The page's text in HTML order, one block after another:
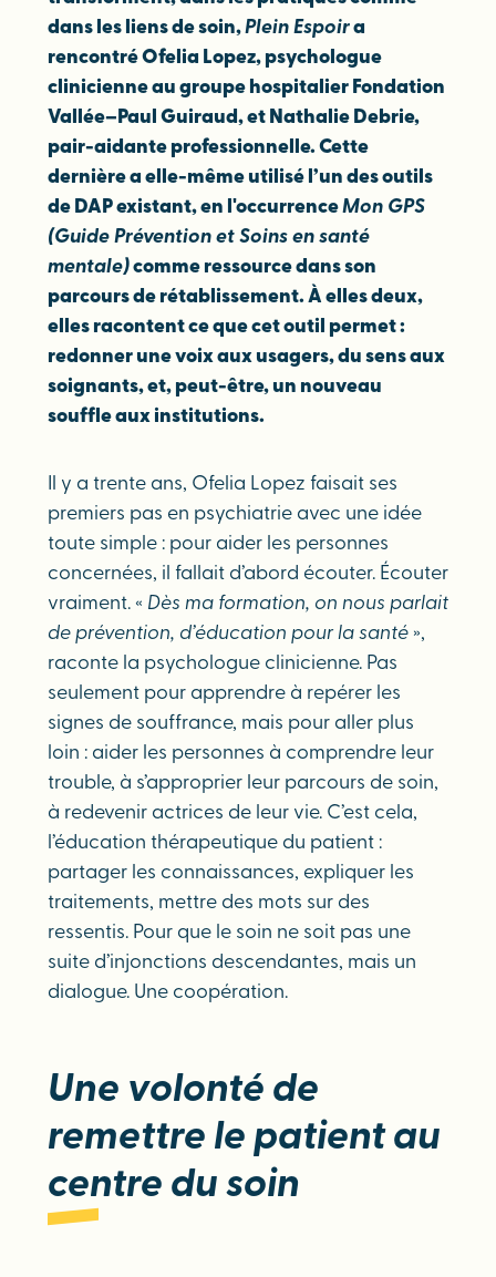
dans les liens de soin,Plein Espoira
rencontré Ofelia Lopez, psychologue
clinicienne au groupe hospitalier Fondation
Vallée–Paul Guiraud, et Nathalie Debrie,
pair-aidante professionnelle. Cette
dernière a elle-même utilisé l’un des outils
de DAP existant, en l'occurrenceMon GPS
(Guide Prévention et Soins en santé
mentale)comme ressource dans son
parcours de rétablissement. À elles deux,
elles racontent ce que cet outil permet :
redonner une voix aux usagers, du sens aux
soignants, et, peut-être, un nouveau
souffle aux institutions.
Il y a trente ans, Ofelia Lopez faisait ses
premiers pas en psychiatrie avec une idée
toute simple : pour aider les personnes
concernées, il fallait d’abord écouter. Écouter
vraiment. « Dès ma formation, on nous parlait
de prévention, d’éducation pour la santé »,
raconte la psychologue clinicienne. Pas
seulement pour apprendre à repérer les
signes de souffrance, mais pour aller plus
loin : aider les personnes à comprendre leur
trouble, à s’approprier leur parcours de soin,
à redevenir actrices de leur vie. C’est cela,
l’éducation thérapeutique du patient :
partager les connaissances, expliquer les
traitements, mettre des mots sur des
ressentis. Pour que le soin ne soit pas une
suite d’injonctions descendantes, mais un
dialogue. Une coopération.
Une volonté de
remettre le patient au
centre du soin